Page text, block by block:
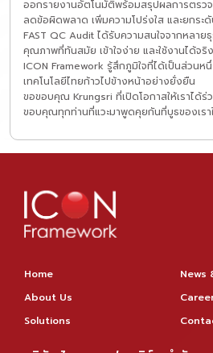
ออกรายงานอัตโนมัติพร้อมสรุปผลการตรวจ
ลดข้อผิดพลาด เพิ่มความโปร่งใส และยกระ
FAST QC Audit ได้รับความสนใจจากหลาย
คุณภาพที่ทันสมัย เข้าใจง่าย และใช้งานได้จริ
ICON Framework รู้สึกภูมิใจที่ได้เป็นส่วนห
เทคโนโลยีไทยก้าวไปข้างหน้าอย่างยั่งยืน
ขอขอบคุณ Krungsri ที่เปิดโอกาสให้เราได้
ขอบคุณทุกท่านที่แวะมาพูดคุยกันที่บูธของเร
Home
News
About Us
Solutions